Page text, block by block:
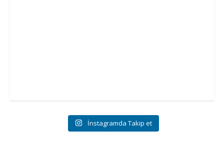
İnstagramda Takip et